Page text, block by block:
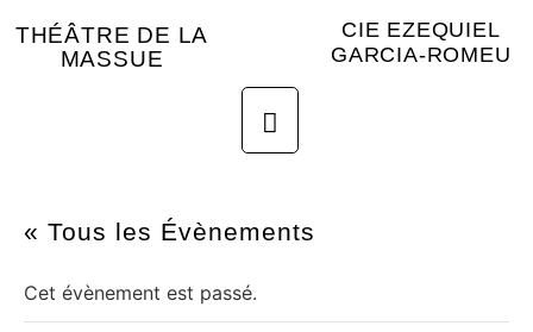
THÉÂTRE DE LA
MASSUE
CIE EZEQUIEL
GARCIA-ROMEU
« Tous les Évènements
Cet évènement est passé.